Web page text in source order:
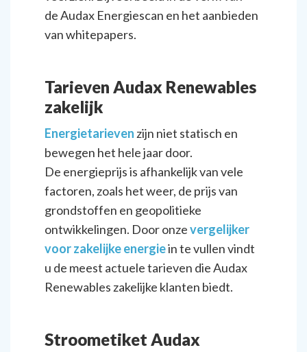
de Audax Energiescan en het aanbieden
van whitepapers.
Tarieven Audax Renewables
zakelijk
Energietarieven zijn niet statisch en
bewegen het hele jaar door.
De energieprijs is afhankelijk van vele
factoren, zoals het weer, de prijs van
grondstoffen en geopolitieke
ontwikkelingen. Door onzevergelijker
voor zakelijke energiein te vullen vindt
u de meest actuele tarieven die Audax
Renewables zakelijke klanten biedt.
Stroometiket Audax